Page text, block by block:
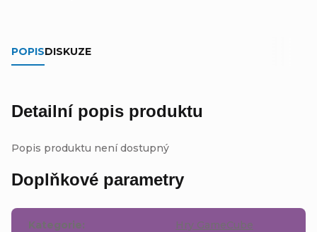
POPISDISKUZE
Detailní popis produktu
Popis produktu není dostupný
Doplňkové parametry
Kategorie: Hry GameCube